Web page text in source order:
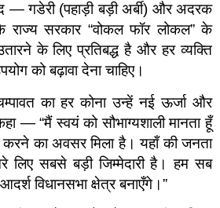
— गडेरी (पहाड़ी बड़ी अर्बी) और अदरक
राज्य सरकार “वोकल फॉर लोकल” के
के लिए प्रतिबद्ध है और हर व्यक्ति
को बढ़ावा देना चाहिए।
का हर कोना उन्हें नई ऊर्जा और
— “मैं स्वयं को सौभाग्यशाली मानता हूँ
करने का अवसर मिला है। यहाँ की जनता
लिए सबसे बड़ी जिम्मेदारी है। हम सब
विधानसभा क्षेत्र बनाएँगे।”